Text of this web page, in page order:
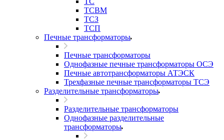
ТСВМ
ТСЗ
ТСП
Печные трансформаторы
Печные трансформаторы
Однофазные печные трансформаторы ОСЭ
Печные автотрансформаторы АТЭСК
Трехфазные печные трансформаторы ТСЭ
Разделительные трансформаторы
Разделительные трансформаторы
Однофазные разделительные
трансформаторы